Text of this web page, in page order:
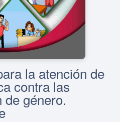
la atención de
contra las
género.